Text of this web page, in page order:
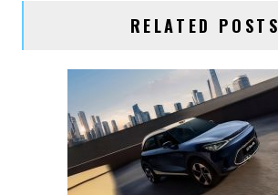
RELATED POSTS